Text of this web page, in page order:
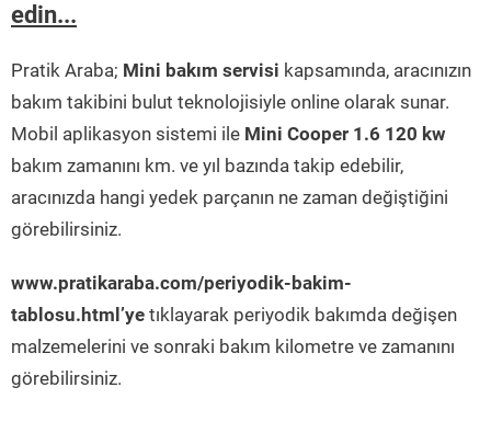
edin...
Pratik Araba; Mini bakım servisi kapsamında, aracınızın
bakım takibini bulut teknolojisiyle online olarak sunar.
Mobil aplikasyon sistemi ile Mini Cooper 1.6 120 kw
bakım zamanını km. ve yıl bazında takip edebilir,
aracınızda hangi yedek parçanın ne zaman değiştiğini
görebilirsiniz.
www.pratikaraba.com/periyodik-bakim-
tablosu.html’ye tıklayarak periyodik bakımda değişen
malzemelerini ve sonraki bakım kilometre ve zamanını
görebilirsiniz.